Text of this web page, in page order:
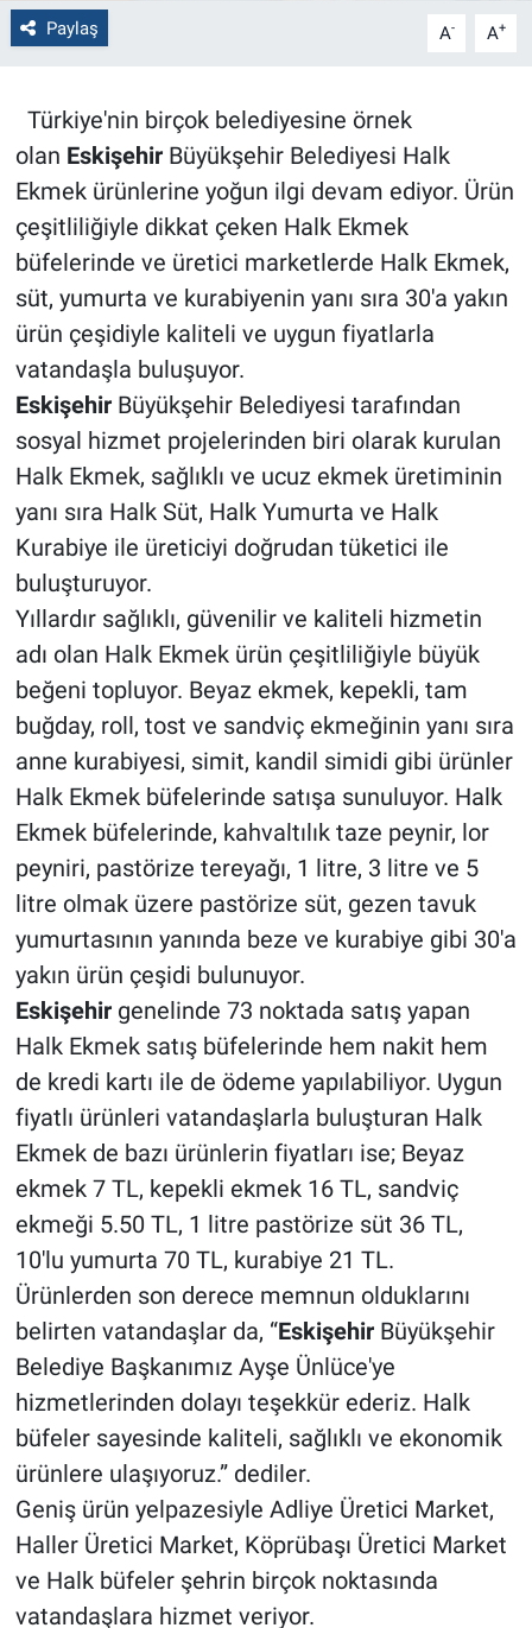
Paylaş A- A+
Türkiye'nin birçok belediyesine örnek
olan EskişehirBüyükşehir Belediyesi Halk
Ekmek ürünlerine yoğun ilgi devam ediyor. Ürün
çeşitliliğiyle dikkat çeken Halk Ekmek
büfelerinde ve üretici marketlerde Halk Ekmek,
süt, yumurta ve kurabiyenin yanı sıra 30'a yakın
ürün çeşidiyle kaliteli ve uygun fiyatlarla
vatandaşla buluşuyor.
EskişehirBüyükşehir Belediyesi tarafından
sosyal hizmet projelerinden biri olarak kurulan
Halk Ekmek, sağlıklı ve ucuz ekmek üretiminin
yanı sıra Halk Süt, Halk Yumurta ve Halk
Kurabiye ile üreticiyi doğrudan tüketici ile
buluşturuyor.
Yıllardır sağlıklı, güvenilir ve kaliteli hizmetin
adı olan Halk Ekmek ürün çeşitliliğiyle büyük
beğeni topluyor. Beyaz ekmek, kepekli, tam
buğday, roll, tost ve sandviç ekmeğinin yanı sıra
anne kurabiyesi, simit, kandil simidi gibi ürünler
Halk Ekmek büfelerinde satışa sunuluyor. Halk
Ekmek büfelerinde, kahvaltılık taze peynir, lor
peyniri, pastörize tereyağı, 1 litre, 3 litre ve 5
litre olmak üzere pastörize süt, gezen tavuk
yumurtasının yanında beze ve kurabiye gibi 30'a
yakın ürün çeşidi bulunuyor.
Eskişehirgenelinde 73 noktada satış yapan
Halk Ekmek satış büfelerinde hem nakit hem
de kredi kartı ile de ödeme yapılabiliyor. Uygun
fiyatlı ürünleri vatandaşlarla buluşturan Halk
Ekmek de bazı ürünlerin fiyatları ise; Beyaz
ekmek 7 TL, kepekli ekmek 16 TL, sandviç
ekmeği 5.50 TL, 1 litre pastörize süt 36 TL,
10'lu yumurta 70 TL, kurabiye 21 TL.
Ürünlerden son derece memnun olduklarını
belirten vatandaşlar da, “EskişehirBüyükşehir
Belediye Başkanımız Ayşe Ünlüce'ye
hizmetlerinden dolayı teşekkür ederiz. Halk
büfeler sayesinde kaliteli, sağlıklı ve ekonomik
ürünlere ulaşıyoruz.” dediler.
Geniş ürün yelpazesiyle Adliye Üretici Market,
Haller Üretici Market, Köprübaşı Üretici Market
ve Halk büfeler şehrin birçok noktasında
vatandaşlara hizmet veriyor.
Bilim ve Teknoloji